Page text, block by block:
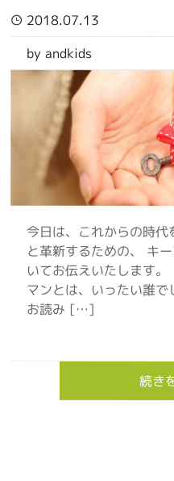
2018.07.13
by andkids
今日は、これからの時
と革新するための、 キ
いてお伝えいたします
マンとは、いったい誰
お読み […]
続き